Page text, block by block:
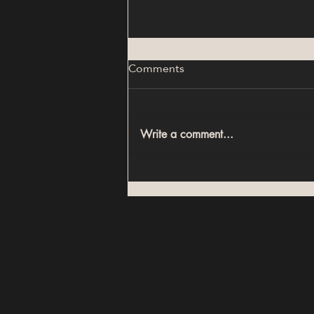
أكبر أخطاء الاستثمار العقاري في
مصر (ودليل اختيار العقار الصح في
Comments
Write a comment...